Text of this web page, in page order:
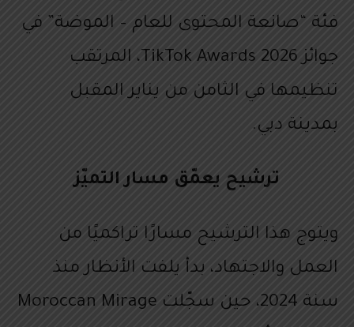
فئة “صانعة المحتوى للعام – الموضة” في
جوائز TikTok Awards 2026، المرتقب
تنظيمها في الثامن من يناير المقبل
بمدينة دبي.
ترشيح يعمّق مسار التميّز
ويتوج هذا الترشيح مسارًا تراكميًا من
العمل والاجتهاد، بدأ يلفت الأنظار منذ
سنة 2024، حين سجّلت Moroccan Mirage